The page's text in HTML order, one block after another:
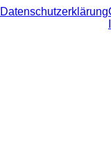
Datenschutzerklärung